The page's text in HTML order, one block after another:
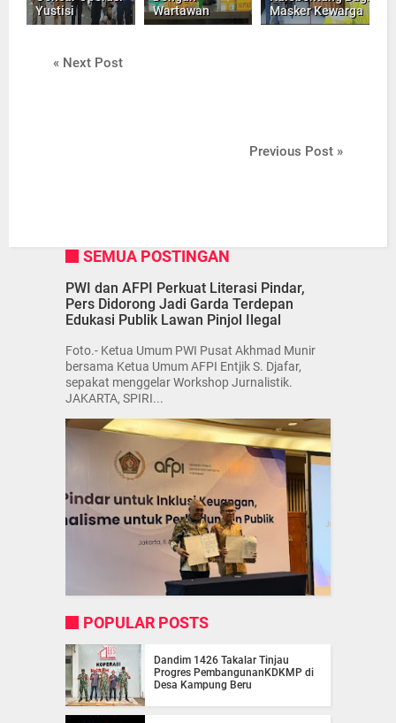
Yustisi
Wartawan
Masker Kewarga
« Next Post
Previous Post »
SEMUA POSTINGAN
PWI dan AFPI Perkuat Literasi Pindar,
Pers Didorong Jadi Garda Terdepan
Edukasi Publik Lawan Pinjol Ilegal
Foto.- Ketua Umum PWI Pusat Akhmad Munir
bersama Ketua Umum AFPI Entjik S. Djafar,
sepakat menggelar Workshop Jurnalistik.
JAKARTA, SPIRI...
POPULAR POSTS
Dandim 1426 Takalar Tinjau
Progres PembangunanKDKMP di
Desa Kampung Beru